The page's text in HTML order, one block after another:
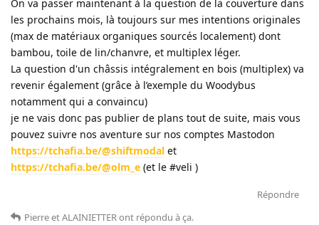
On va passer maintenant à la question de la couverture dans
les prochains mois, là toujours sur mes intentions originales
(max de matériaux organiques sourcés localement) dont
bambou, toile de lin/chanvre, et multiplex léger.
La question d'un châssis intégralement en bois (multiplex) va
revenir également (grâce à l’exemple du Woodybus
notamment qui a convaincu)
je ne vais donc pas publier de plans tout de suite, mais vous
pouvez suivre nos aventure sur nos comptes Mastodon
https://tchafia.be/@shiftmodal et
https://tchafia.be/@olm_e (et le #veli )
Répondre
PierreetALAINIETTERont répondu à ça.